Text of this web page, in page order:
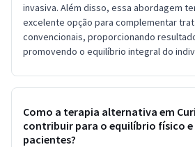
invasiva. Além disso, essa abordagem
excelente opção para complementar
convencionais, proporcionando
promovendo o equilíbrio integral do
Como a terapia alternativa em
contribuir para o equilíbrio físico
pacientes?